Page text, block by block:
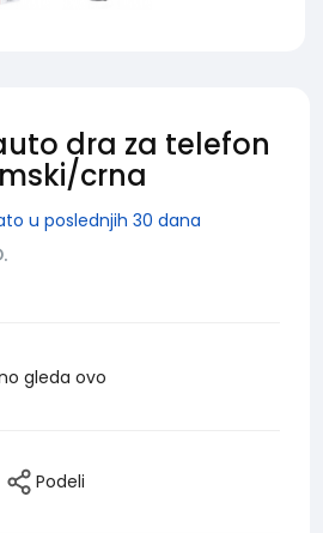
auto dra za telefon
crna
u poslednjih 30 dana
gleda ovo
Podeli